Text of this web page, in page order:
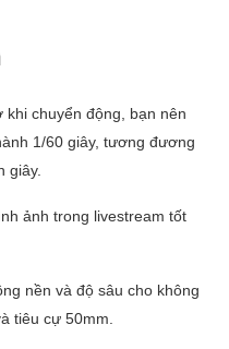
chuyển động, bạn nên
1/60 giây, tương đương
giây.
ảnh trong livestream tốt
nền và độ sâu cho không
tiêu cự 50mm.